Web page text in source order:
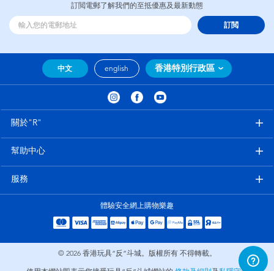
訂閲電郵了解我們的至抵優惠及最新動態
訂閲
中文 english 香港特別行政區
關於"R"
幫助中心
服務
體驗安全網上購物樂趣
© 2026 香港玩具“反”斗城。版權所有 不得轉載。